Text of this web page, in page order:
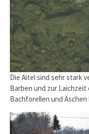
Die Aitel sind sehr stark
Barben und zur Laichzeit
Bachforellen und Äschen